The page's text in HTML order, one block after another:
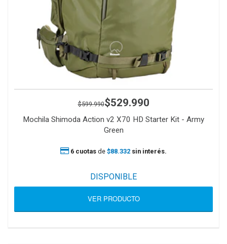
$599.990$529.990
Mochila Shimoda Action v2 X70 HD Starter Kit - Army
Green
6 cuotas de $88.332 sin interés.
DISPONIBLE
VER PRODUCTO